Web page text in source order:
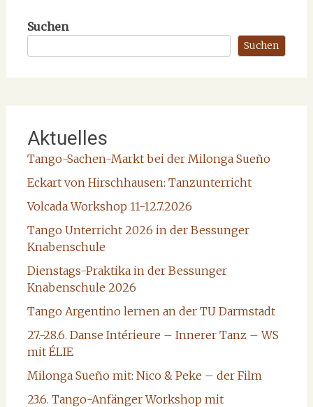
Suchen
Suchen
Aktuelles
Tango-Sachen-Markt bei der Milonga Sueño
Eckart von Hirschhausen: Tanzunterricht
Volcada Workshop 11-12.7.2026
Tango Unterricht 2026 in der Bessunger
Knabenschule
Dienstags-Praktika in der Bessunger
Knabenschule 2026
Tango Argentino lernen an der TU Darmstadt
27.-28.6. Danse Intérieure – Innerer Tanz – WS
mit ÉLIE
Milonga Sueño mit: Nico & Peke – der Film
23.6. Tango-Anfänger Workshop mit